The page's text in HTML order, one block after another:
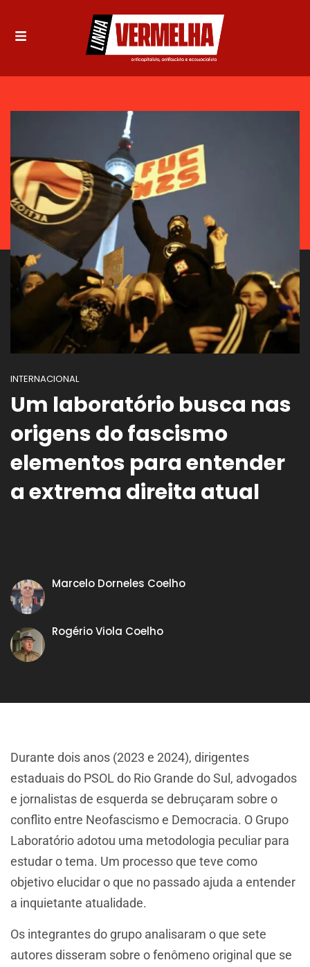
INTERNACIONAL
Um laboratório busca nas
origens do fascismo
elementos para entender
a extrema direita atual
Marcelo Dorneles Coelho
Rogério Viola Coelho
Durante dois anos (2023 e 2024), dirigentes
estaduais do PSOL do Rio Grande do Sul, advogados
e jornalistas de esquerda se debruçaram sobre o
conflito entre Neofascismo e Democracia. O Grupo
Laboratório adotou uma metodologia peculiar para
estudar o tema. Um processo que teve como
objetivo elucidar o que no passado ajuda a entender
a inquietante atualidade.
Os integrantes do grupo analisaram o que sete
autores disseram sobre o fenômeno original que se